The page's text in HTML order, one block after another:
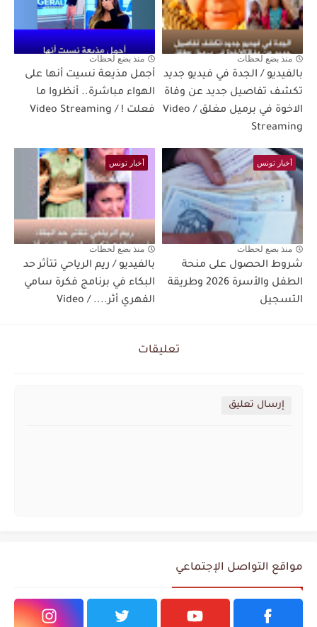
منذ بضع لحظات
بالفيديو / الجدة في فيديو جديد
تكشف تفاصيل جديد عن وفاة
الاخوة في برميل مغلق / Video
Streaming
منذ بضع لحظات
أجمل مذيعة نسيت أنها على
الهواء مباشرة.. أنظروا ما
فعلت ! / Video Streaming
أخبار تونس
منذ بضع لحظات
شروط الحصول على منحة
الطفل والأسرة 2026 وطريقة
التسجيل
أخبار تونس
منذ بضع لحظات
بالفيديو / ريم الرياحي تتأثر حد
البكاء في برنامج فكرة سامي
الفهري أثر.... / Video
تعليقات
إرسال تعليق
مواقع التواصل الإجتماعي